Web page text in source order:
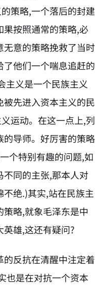
策略,一个落后的封建
果按照通常的策略,必
意的策略挽救了当时
他们一个喘息追赶的
主义是一个民族主义
先进入资本主义的民
运动。在这一点上,列
导师。好厉害的策略
个特别有趣的问题,如
不同的主张,那本人对
绝.)其实,站在民族主
略,就象毛泽东是中
雄,这还有疑问?
反抗在清醒中注定着
也是在对抗一个资本